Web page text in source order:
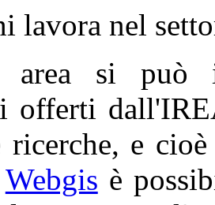
lavora nel
area si può
offerti
ricerche, e
Webgis è